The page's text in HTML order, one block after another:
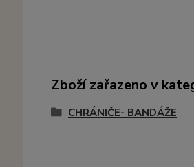
Zboží zařazeno v
CHRÁNIČE- BANDÁŽE